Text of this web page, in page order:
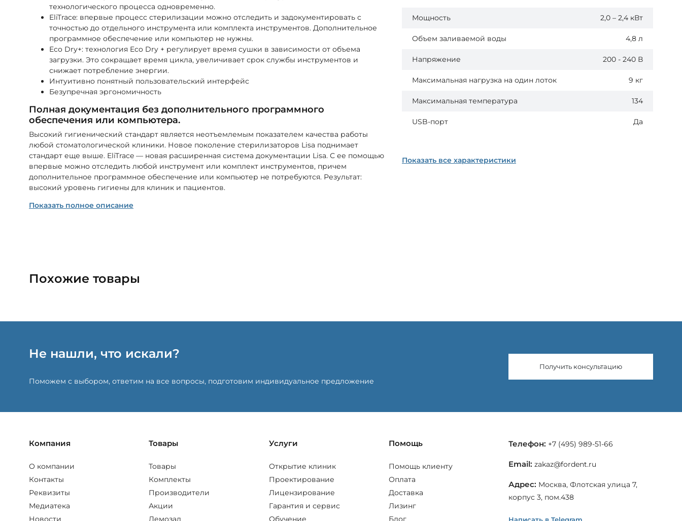
технологического процесса одновременно.
EliTrace: впервые процесс стерилизации можно отследить и задокументировать с
точностью до отдельного инструмента или комплекта инструментов. Дополнительное
программное обеспечение или компьютер не нужны.
Eco Dry+: технология Eco Dry + регулирует время сушки в зависимости от объема
загрузки. Это сокращает время цикла, увеличивает срок службы инструментов и
снижает потребление энергии.
Интуитивно понятный пользовательский интерфейс
Безупречная эргономичность
Полная документация без дополнительного программного
обеспечения или компьютера.
Высокий гигиенический стандарт является неотъемлемым показателем качества работы
любой стоматологической клиники. Новое поколение стерилизаторов Lisa поднимает
стандарт еще выше. EliTrace — новая расширенная система документации Lisa. С ее помощью
впервые можно отследить любой инструмент или комплект инструментов, причем
дополнительное программное обеспечение или компьютер не потребуются. Результат:
высокий уровень гигиены для клиник и пациентов.
Показать полное описание
Мощность 2,0 – 2,4 кВт
Объем заливаемой воды 4,8 л
Напряжение 200 - 240 В
Максимальная нагрузка на один лоток 9 кг
Максимальная температура 134
USB-порт Да
Показать все характеристики
Похожие товары
Не нашли, что искали?
Поможем с выбором, ответим на все вопросы, подготовим индивидуальное предложение
Получить консультацию
Компания
О компании
Контакты
Реквизиты
Медиатека
Новости
Товары
Товары
Комплекты
Производители
Акции
Демозал
Услуги
Открытие клиник
Проектирование
Лицензирование
Гарантия и сервис
Обучение
Помощь
Помощь клиенту
Оплата
Доставка
Лизинг
Блог
Телефон: +7 (495) 989-51-66
Email: zakaz@fordent.ru
Адрес: Москва, Флотская улица 7,
корпус 3, пом.438